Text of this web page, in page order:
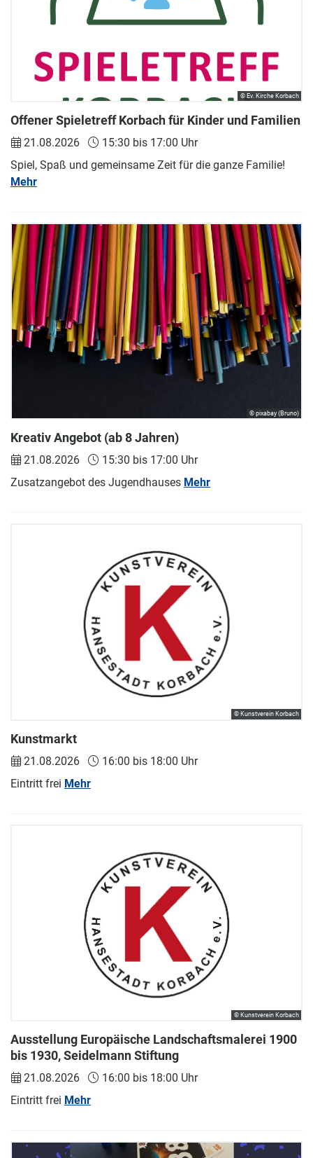
Offener Spieletreff Korbach für Kinder und Familien
21.08.2026
15:30 bis 17:00 Uhr
Spiel, Spaß und gemeinsame Zeit für die ganze Familie!
Mehr
© Ev. Kirche Korbach
Kreativ Angebot (ab 8 Jahren)
21.08.2026
15:30 bis 17:00 Uhr
Zusatzangebot des Jugendhauses Mehr
© pixabay (Bruno)
Kunstmarkt
21.08.2026
16:00 bis 18:00 Uhr
Eintritt frei Mehr
© Kunstverein Korbach
Ausstellung Europäische Landschaftsmalerei 1900
bis 1930, Seidelmann Stiftung
21.08.2026
16:00 bis 18:00 Uhr
Eintritt frei Mehr
© Kunstverein Korbach